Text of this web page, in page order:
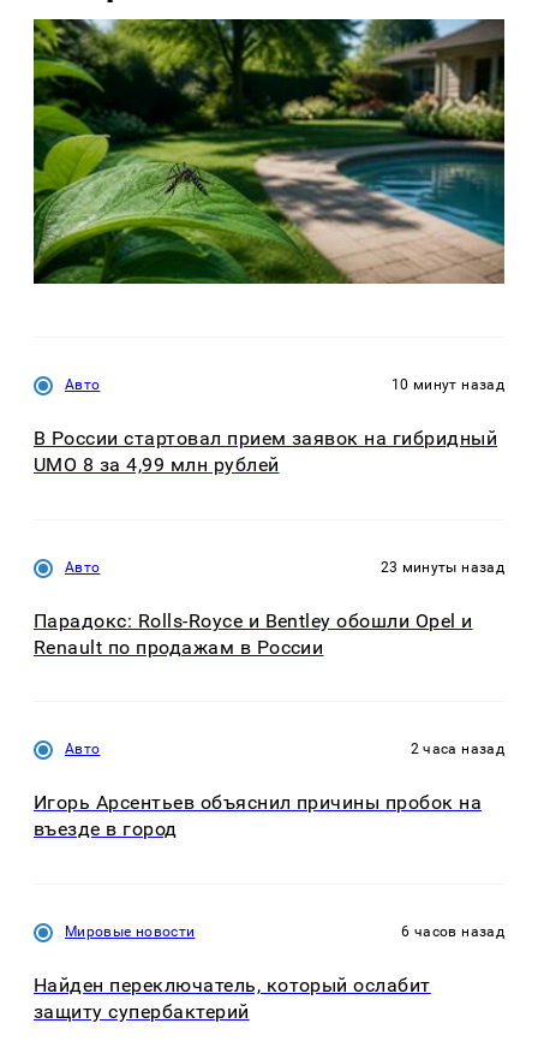
Авто 10 минут назад
В России стартовал прием заявок на гибридный
UMO 8 за 4,99 млн рублей
Авто 23 минуты назад
Парадокс: Rolls-Royce и Bentley обошли Opel и
Renault по продажам в России
Авто 2 часа назад
Игорь Арсентьев объяснил причины пробок на
въезде в город
Мировые новости 6 часов назад
Найден переключатель, который ослабит
защиту супербактерий